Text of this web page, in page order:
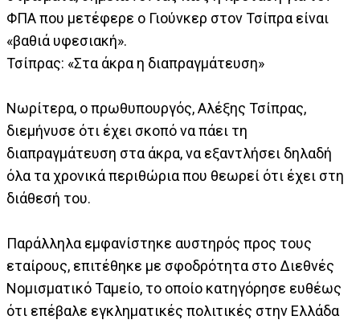
ΦΠΑ που μετέφερε ο Γιούνκερ στον Τσίπρα είναι
«βαθιά υφεσιακή».
Τσίπρας: «Στα άκρα η διαπραγμάτευση»
Νωρίτερα, ο πρωθυπουργός, Αλέξης Τσίπρας,
διεμήνυσε ότι έχει σκοπό να πάει τη
διαπραγμάτευση στα άκρα, να εξαντλήσει δηλαδή
όλα τα χρονικά περιθώρια που θεωρεί ότι έχει στη
διάθεσή του.
Παράλληλα εμφανίστηκε αυστηρός προς τους
εταίρους, επιτέθηκε με σφοδρότητα στο Διεθνές
Νομισματικό Ταμείο, το οποίο κατηγόρησε ευθέως
ότι επέβαλε εγκληματικές πολιτικές στην Ελλάδα